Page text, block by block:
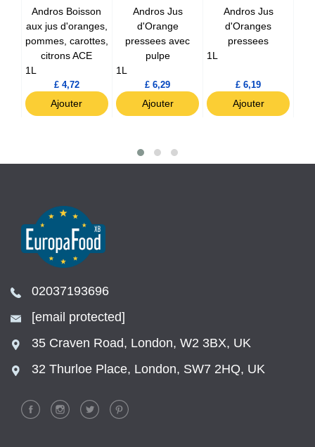
Andros Boisson
aux jus d'oranges,
pommes, carottes,
citrons ACE
1L
£ 4,72
Ajouter
Andros Jus
d'Orange
pressees avec
pulpe
1L
£ 6,29
Ajouter
Andros Jus
d'Oranges
pressees
1L
£ 6,19
Ajouter
02037193696
[email protected]
35 Craven Road, London, W2 3BX, UK
32 Thurloe Place, London, SW7 2HQ, UK